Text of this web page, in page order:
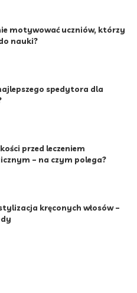
motywować uczniów, którzy
nauki?
spedytora dla
przed leczeniem
– na czym polega?
kręconych włosów –